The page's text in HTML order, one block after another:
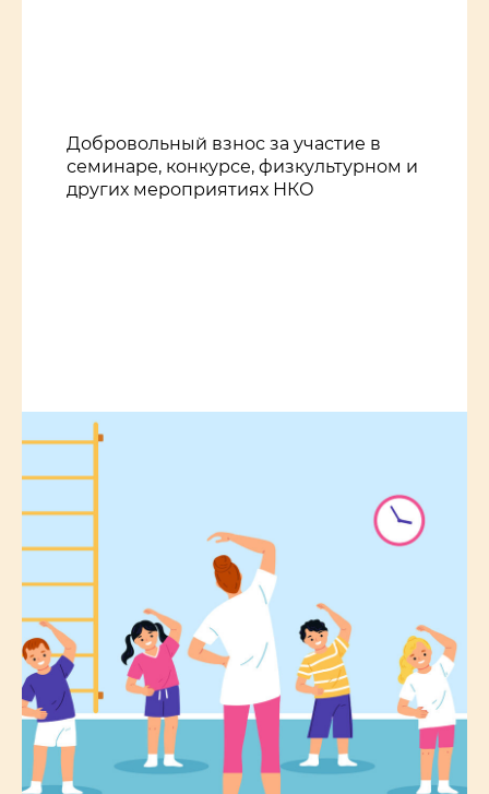
Добровольный взнос за участие в
семинаре, конкурсе, физкультурном и
других мероприятиях НКО